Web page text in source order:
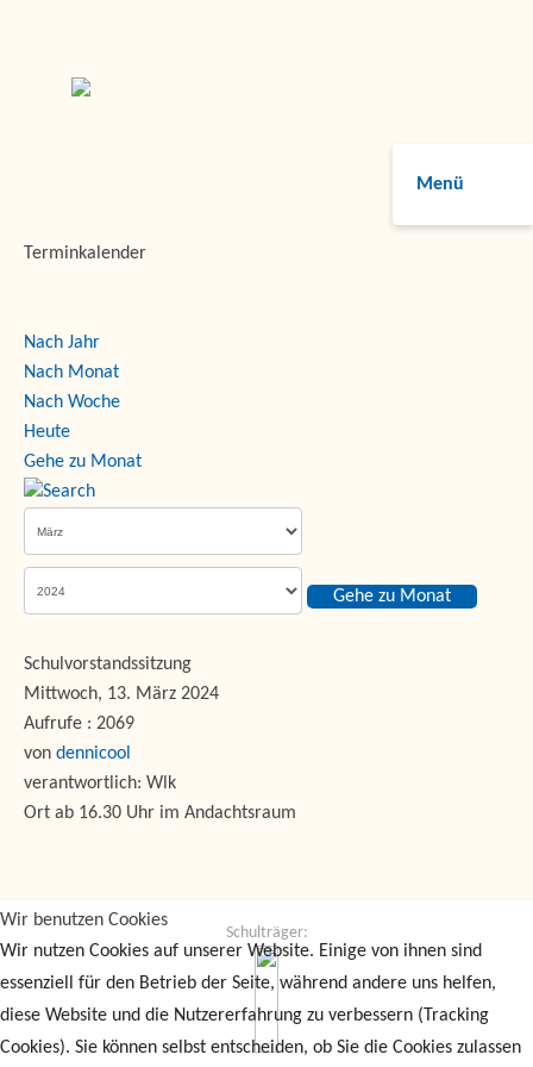
Menü
Terminkalender
Nach Jahr
Nach Monat
Nach Woche
Heute
Gehe zu Monat
Gehe zu Monat
Schulvorstandssitzung
Mittwoch, 13. März 2024
Aufrufe : 2069
von dennicool
verantwortlich: Wlk
Ort ab 16.30 Uhr im Andachtsraum
Schulträger:
Wir benutzen Cookies
Wir nutzen Cookies auf unserer Website. Einige von ihnen sind
essenziell für den Betrieb der Seite, während andere uns helfen,
diese Website und die Nutzererfahrung zu verbessern (Tracking
Cookies). Sie können selbst entscheiden, ob Sie die Cookies zulassen